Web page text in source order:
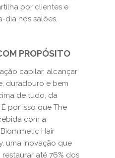
por clientes e
dia nos salões.
PROPÓSITO
capilar, alcançar
duradouro e bem
de tudo, da
por isso que The
com a
Hair
uma inovação que
até 76% dos